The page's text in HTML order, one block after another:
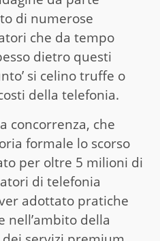
di numerose
che da tempo
dietro questi
si celino truffe o
della telefonia.
concorrenza, che
formale lo scorso
per oltre 5 milioni di
di telefonia
adottato pratiche
nell’ambito della